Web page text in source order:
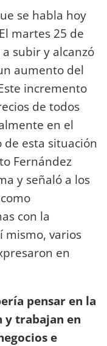
se habla hoy
martes 25 de
subir y alcanzó
aumento del
incremento
de todos
en el
esta situación
Fernández
y señaló a los
con la
mismo, varios
en
pensar en la
y trabajan en
e